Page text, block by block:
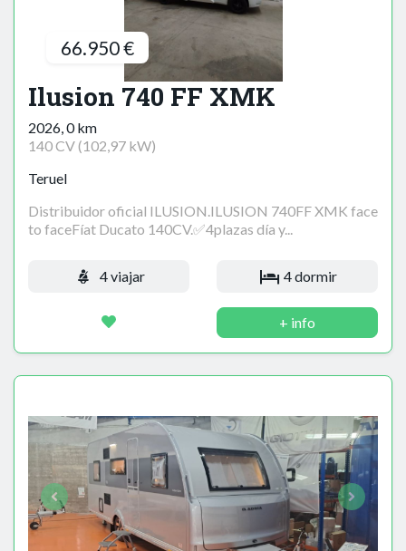
66.950 €
Ilusion 740 FF XMK
2026, 0 km
140 CV (102,97 kW)
Teruel
Distribuidor oficial ILUSION.ILUSION 740FF XMK face
to faceFíat Ducato 140CV.✅4plazas día y...
4 viajar 4 dormir
+ info